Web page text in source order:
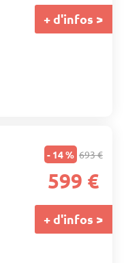
+ d'infos >
- 14 % 693 €
599 €
+ d'infos >